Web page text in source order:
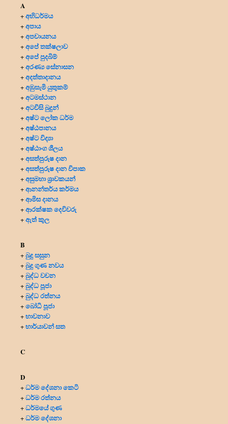
A
+අභිධර්මය
+අපාය
+අපචායනය
+අපේ තක්ෂලාව
+අපේ පුදබිම්
+අරණ්‍ය සේනාසන
+අදත්තාදානය
+අඹුසැමි යුතුකම්
+අටමස්ථාන
+අටවිසි බුදුන්
+අෂ්ට ලෝක ධර්ම
+අෂ්ඨපානය
+අෂ්ට විද්‍යා
+අෂ්ඨාංග ශීලය
+අසත්පුරුෂ දාන
+අසත්පුරුෂ දාන විපාක
+අසුමහා ශ්‍රාවකයන්
+ආනන්තර්ය කර්මය
+ආමිස දානය
+ආරක්ෂක දෙවිවරු
+ඇත් කුල
B
+බුදු සසුන
+බුදු ගුණ නවය
+බුද්ධ වචන
+බුද්ධ පූජා
+බුද්ධ රත්නය
+බෝධි පූජා
+භාවනාව
+භාර්යාවන් සත
C
D
+ධර්ම දේශනා කෙටි
+ධර්ම රත්නය
+ධර්මයේ ගුණ
+ධර්ම දේශනා